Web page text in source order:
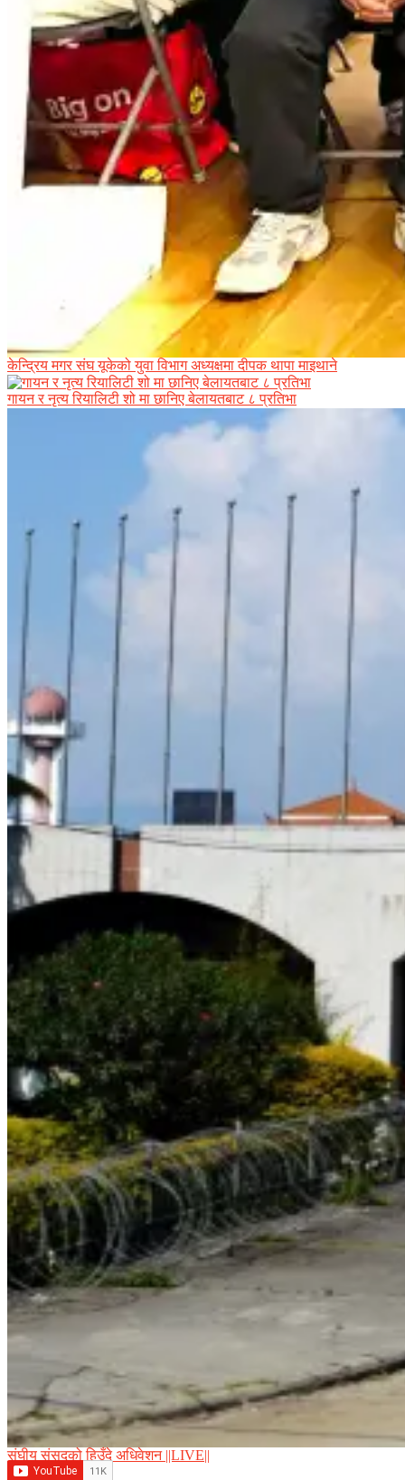
केन्द्रिय मगर संघ यूकेको युवा विभाग अध्यक्षमा दीपक थापा माइथाने
गायन र नृत्य रियालिटी शो मा छानिए बेलायतबाट ८ प्रतिभा
संघीय संसद्को हिउँदे अधिवेशन ||LIVE||